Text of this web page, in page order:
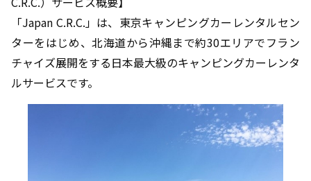
「Japan C.R.C.」は、東京キャンピングカーレンタルセン
ターをはじめ、北海道から沖縄まで約30エリアでフラン
チャイズ展開をする日本最大級のキャンピングカーレンタ
ルサービスです。